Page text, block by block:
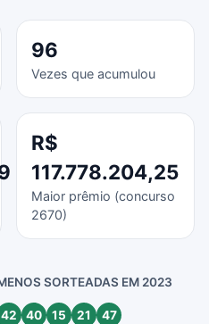
96
Vezes que acumulou
R$
117.778.204,25
Maior prêmio (concurso
2670)
SORTEADAS EM 2023
42 40 15 21 47